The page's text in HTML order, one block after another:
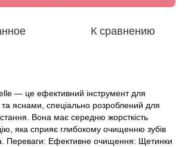
К сравнению
— це ефективний інструмент для
яснами, спеціально розроблений для
Вона має середню жорсткість
яка сприяє глибокому очищенню зубів
Переваги: Ефективне очищення: Щетинки